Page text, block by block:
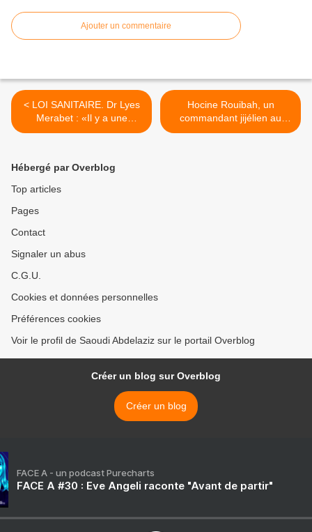
Ajouter un commentaire
< LOI SANITAIRE. Dr Lyes
Merabet : «Il y a une
orientation politique vers la
Hocine Rouibah, un
commandant jijélien au
congrès de la Soummam >
Hébergé par Overblog
Top articles
Pages
Contact
Signaler un abus
C.G.U.
Cookies et données personnelles
Préférences cookies
Voir le profil de Saoudi Abdelaziz sur le portail Overblog
Créer un blog sur Overblog
Créer un blog
FACE A - un podcast Purecharts
FACE A #30 : Eve Angeli raconte "Avant de partir"